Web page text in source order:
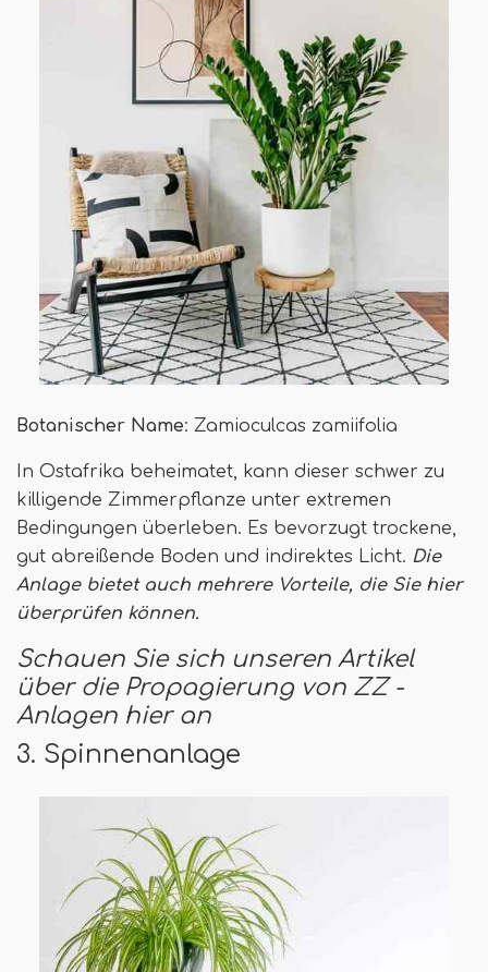
Botanischer Name: Zamioculcas zamiifolia
In Ostafrika beheimatet, kann dieser schwer zu
killigende Zimmerpflanze unter extremen
Bedingungen überleben. Es bevorzugt trockene,
gut abreißende Boden und indirektes Licht. Die
Anlage bietet auch mehrere Vorteile, die Sie hier
überprüfen können.
Schauen Sie sich unseren Artikel
über die Propagierung von ZZ -
Anlagen hier an
3. Spinnenanlage